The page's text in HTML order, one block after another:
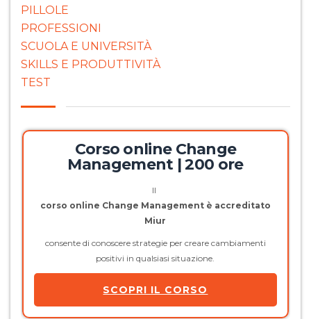
PILLOLE
PROFESSIONI
SCUOLA E UNIVERSITÀ
SKILLS E PRODUTTIVITÀ
TEST
Corso online Change
Management | 200 ore
Il
corso online Change Management è accreditato
Miur
consente di conoscere strategie per creare cambiamenti
positivi in qualsiasi situazione.
SCOPRI IL CORSO